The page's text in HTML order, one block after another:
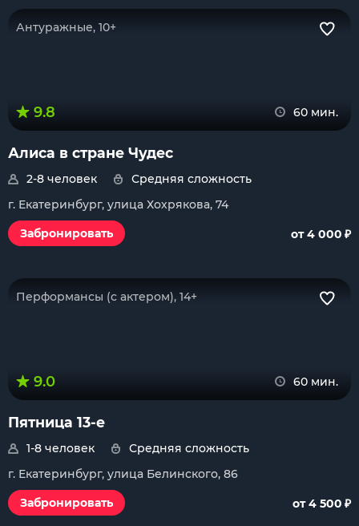
Антуражные, 10+
9.8 60 мин.
Алиса в стране Чудес
2-8 человек
Средняя сложность
г. Екатеринбург, улица Хохрякова, 74
Забронировать
от 4 000 ₽
Перформансы (с актером), 14+
9.0 60 мин.
Пятница 13-е
1-8 человек
Средняя сложность
г. Екатеринбург, улица Белинского, 86
Забронировать
от 4 500 ₽